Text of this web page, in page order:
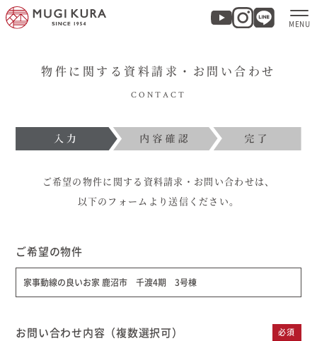
ホーム
実例集・お客様の声
家づくりについて
むぎくらについて
物件に関する資料請求・お問い合わせ
CONTACT
ご希望の物件に関する資料請求・お問い合わせは、
以下のフォームより送信ください。
ご希望の物件
家事動線の良いお家 鹿沼市 千渡4期 3号棟
お問い合わせ内容 （複数選択可） 必須